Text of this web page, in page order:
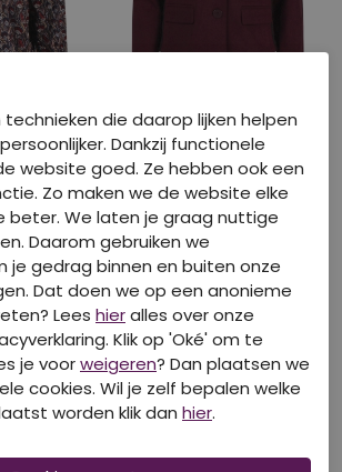
SO SOIRE
W10373/Greta Bordeaux
€ 26,99
die daarop lijken helpen
Dankzij functionele
website goed. Ze hebben ook een
Zo maken we de website elke
beter. We laten je graag nuttige
Daarom gebruiken we
je gedrag binnen en buiten onze
Dat doen we op een anonieme
Lees hieralles over onze
Klik op 'Oké' om te
je voorweigeren? Dan plaatsen we
cookies. Wil je zelf bepalen welke
worden klik dan hier.